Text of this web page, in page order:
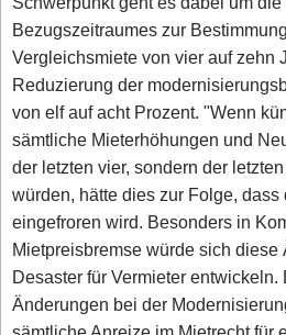
Bezugszeitraumes zur
Vergleichsmiete von vier auf zehn
Reduzierung der
von elf auf acht Prozent. "Wenn
sämtliche Mieterhöhungen und
der letzten vier, sondern der
würden, hätte dies zur Folge,
eingefroren wird. Besonders in
Mietpreisbremse würde sich
Desaster für Vermieter
Änderungen bei der